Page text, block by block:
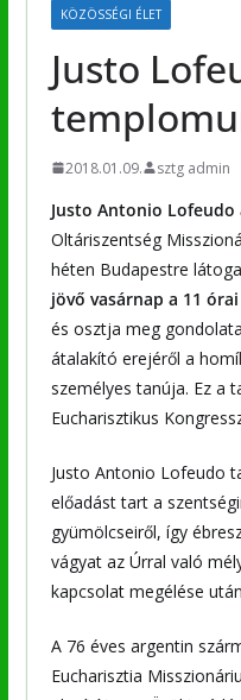
KÖZÖSSÉGI ÉLET
Justo
2018.01.09. sztg admin
Justo Antonio Lofeudo
Oltáriszentség
héten Budapestre
jövő vasárnap a 11
és osztja meg
átalakító erejéről a
személyes tanúja. Ez a
Eucharisztikus
Justo Antonio Lofeudo
előadást tart a
gyümölcseiről, így
vágyat az Úrral való
kapcsolat megélése
A 76 éves argentin
Eucharisztia